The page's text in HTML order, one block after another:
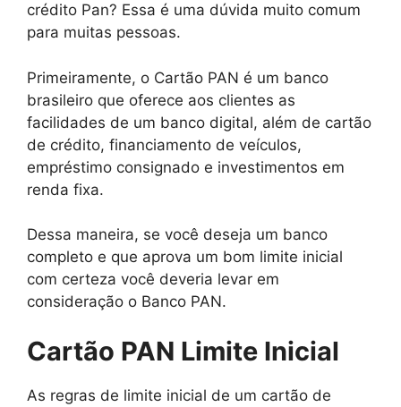
crédito Pan? Essa é uma dúvida muito comum
para muitas pessoas.
Primeiramente, o Cartão PAN é um banco
brasileiro que oferece aos clientes as
facilidades de um banco digital, além de cartão
de crédito, financiamento de veículos,
empréstimo consignado e investimentos em
renda fixa.
Dessa maneira, se você deseja um banco
completo e que aprova um bom limite inicial
com certeza você deveria levar em
consideração o Banco PAN.
Cartão PAN Limite Inicial
As regras de limite inicial de um cartão de